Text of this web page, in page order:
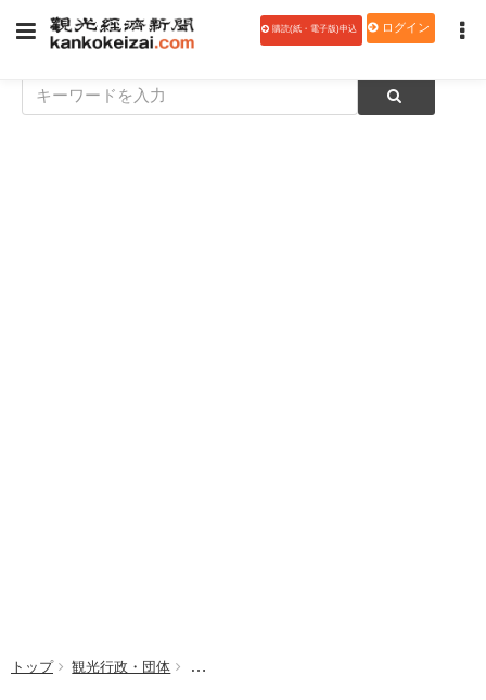
購読(紙・電子版)申込 ログイン
トップ 観光行政・団体 民泊の廃止届け出増の理由、旅館業転用など